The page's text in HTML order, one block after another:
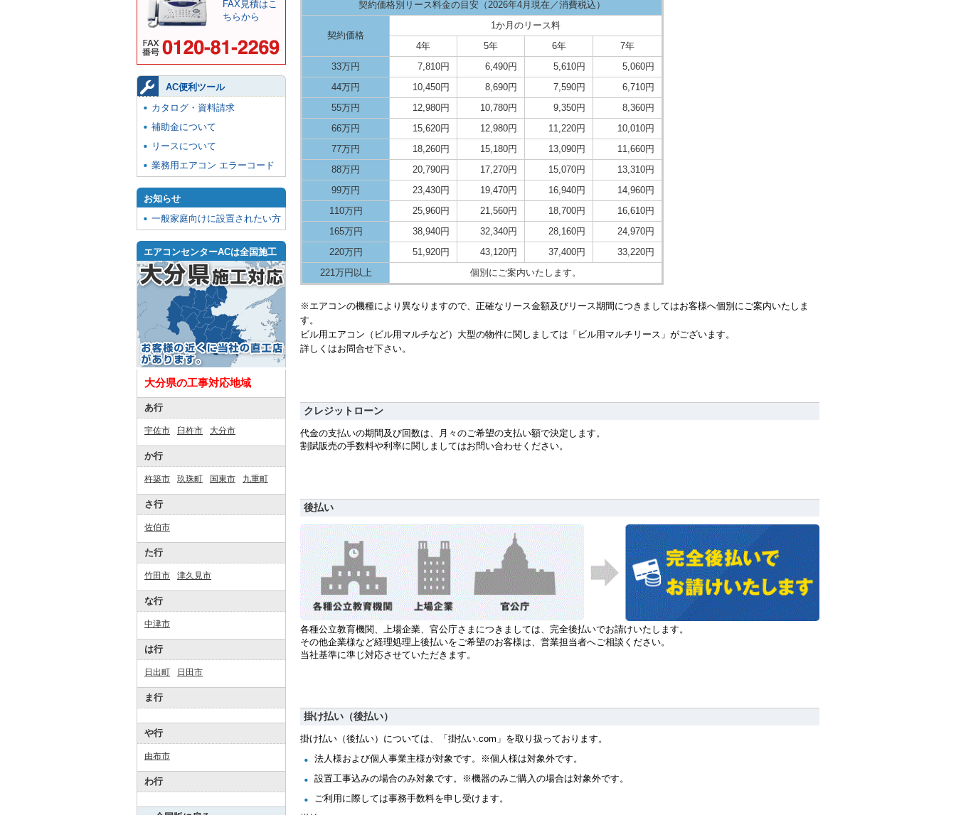
契約価格別リース料金の目安（2026年4月現在／消費税込）
契約価格
1か月のリース料
4年
5年 6年
7年
33万円
7,810円 6,490円 5,610円
5,060円
44万円
10,450円 8,690円 7,590円
6,710円
55万円
12,980円 10,780円 9,350円
8,360円
66万円
15,620円 12,980円 11,220円
10,010円
77万円
18,260円 15,180円 13,090円
11,660円
88万円
20,790円 17,270円 15,070円
13,310円
99万円
23,430円 19,470円 16,940円
14,960円
110万円
25,960円 21,560円 18,700円
16,610円
165万円
38,940円 32,340円 28,160円
24,970円
220万円
51,920円 43,120円 37,400円
33,220円
221万円以上
個別にご案内いたします。
※エアコンの機種により異なりますので、正確なリース金額及びリース期間につきましてはお客様へ個別にご案内いたしま
す。
ビル用エアコン（ビル用マルチなど）大型の物件に関しましては「ビル用マルチリース」がございます。
詳しくはお問合せ下さい。
クレジットローン
代金の支払いの期間及び回数は、月々のご希望の支払い額で決定します。
割賦販売の手数料や利率に関しましてはお問い合わせください。
後払い
各種公立教育機関、上場企業、官公庁さまにつきましては、完全後払いでお請けいたします。
その他企業様など経理処理上後払いをご希望のお客様は、営業担当者へご相談ください。
当社基準に準じ対応させていただきます。
掛け払い（後払い）
掛け払い（後払い）については、「掛払い.com」を取り扱っております。
法人様および個人事業主様が対象です。※個人様は対象外です。
設置工事込みの場合のみ対象です。※機器のみご購入の場合は対象外です。
ご利用に際しては事務手数料を申し受けます。
FAX見積はこ
ちらから
AC便利ツール
カタログ・資料請求
補助金について
リースについて
業務用エアコン エラーコード
お知らせ
一般家庭向けに設置されたい方
エアコンセンターACは全国施工
大分県の工事対応地域
あ行
宇佐市 臼杵市 大分市
か行
杵築市 玖珠町 国東市 九重町
さ行
佐伯市
た行
竹田市 津久見市
な行
中津市
は行
日出町 日田市
ま行
や行
由布市
わ行